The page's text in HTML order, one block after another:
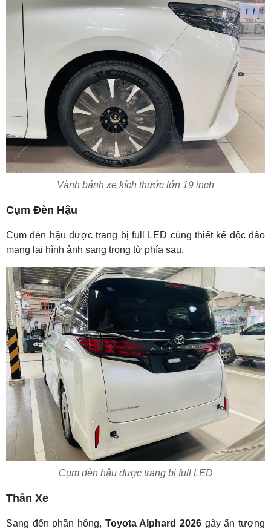
Vành bánh xe kích thước lớn 19 inch
Cụm Đèn Hậu
Cụm đèn hậu được trang bị full LED cùng thiết kế độc đáo
mang lại hình ảnh sang trọng từ phía sau.
Cụm đèn hậu được trang bị full LED
Thân Xe
Sang đến phần hông, Toyota Alphard 2026 gây ấn tượng